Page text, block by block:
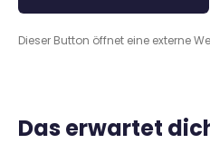
Dieser Button öffnet eine externe
Das erwartet